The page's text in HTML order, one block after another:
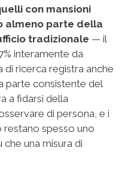
con mansioni
almeno parte della
tradizionale — il
interamente da
ricerca registra anche
parte consistente del
a fidarsi della
di persona, e i
restano spesso uno
una misura di